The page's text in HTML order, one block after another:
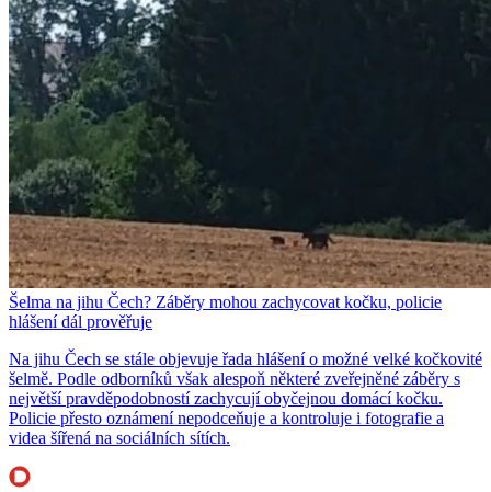
Šelma na jihu Čech? Záběry mohou zachycovat kočku, policie
hlášení dál prověřuje
Na jihu Čech se stále objevuje řada hlášení o možné velké kočkovité
šelmě. Podle odborníků však alespoň některé zveřejněné záběry s
největší pravděpodobností zachycují obyčejnou domácí kočku.
Policie přesto oznámení nepodceňuje a kontroluje i fotografie a
videa šířená na sociálních sítích.